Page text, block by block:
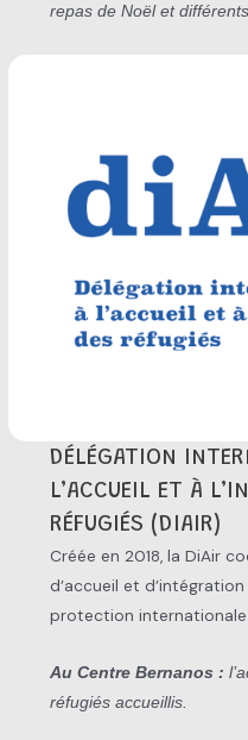
repas de Noël et
DÉLÉGATION
L’ACCUEIL ET À
RÉFUGIÉS (DIAIR)
Créée en 2018, la DiAir
d’accueil et
protection internationale.
Au Centre Bernanos :
réfugiés accueillis.